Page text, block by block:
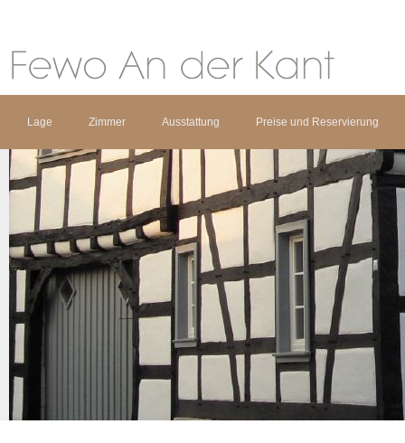
Lage Zimmer Ausstattung Preise und Reservierung